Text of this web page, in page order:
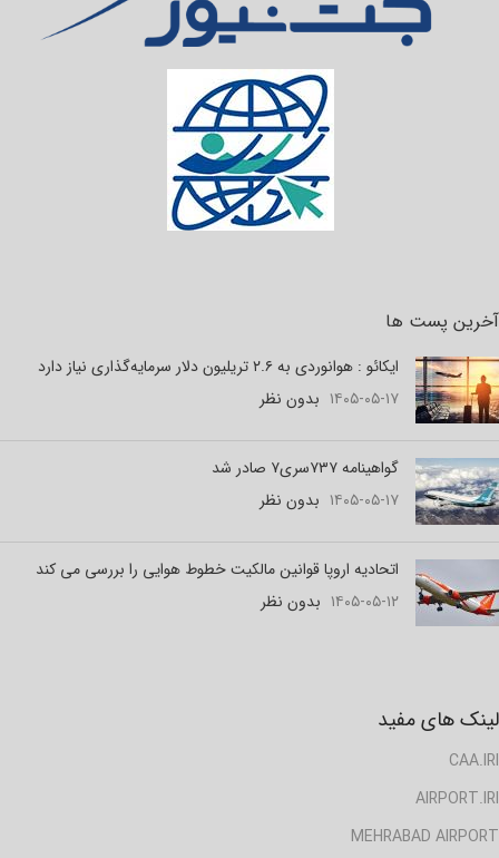
آخرین پست ها
ایکائو : هوانوردی به ۲.۶ تریلیون دلار سرمایه‌گذاری نیاز دارد
۱۴۰۵-۰۵-۱۷ بدون نظر
گواهینامه ۷۳۷سری۷ صادر شد
۱۴۰۵-۰۵-۱۷ بدون نظر
اتحادیه اروپا قوانین مالکیت خطوط هوایی را بررسی می کند
۱۴۰۵-۰۵-۱۲ بدون نظر
لینک های مفید
CAA.IRI
AIRPORT.IRI
MEHRABAD AIRPORT